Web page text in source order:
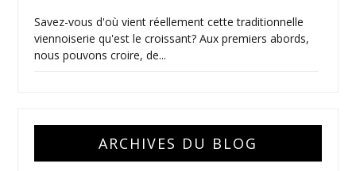
Savez-vous d'où vient réellement cette traditionnelle
viennoiserie qu'est le croissant? Aux premiers abords,
nous pouvons croire, de...
ARCHIVES DU BLOG